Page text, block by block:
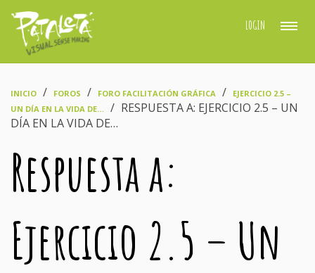
LOGIN
INICIO FOROS FORO FACILITACIÓN GRÁFICA
EJERCICIO 2.5 –
UN DÍA EN LA VIDA DE…
RESPUESTA A: EJERCICIO 2.5 – UN
DÍA EN LA VIDA DE…
Respuesta a:
Ejercicio 2.5 – Un